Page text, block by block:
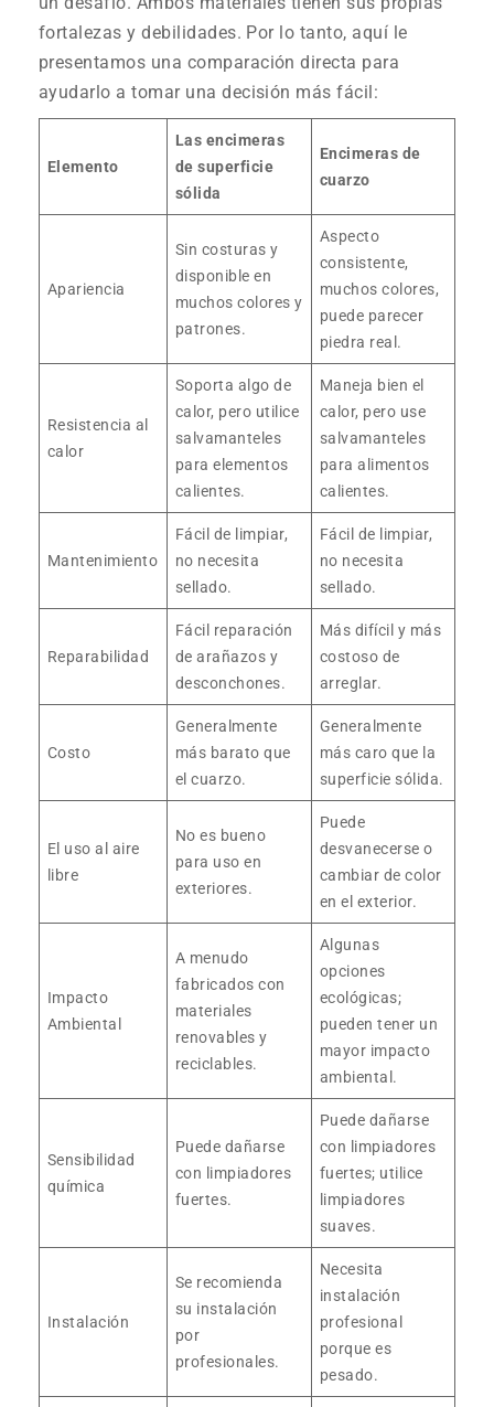
fortalezas y debilidades. Por lo tanto, aquí le
presentamos una comparación directa para
ayudarlo a tomar una decisión más fácil:
Elemento
Las encimeras
de superficie
sólida
Encimeras de
cuarzo
Apariencia
Sin costuras y
disponible en
muchos colores y
patrones.
Aspecto
consistente,
muchos colores,
puede parecer
piedra real.
Resistencia al
calor
Soporta algo de
calor, pero utilice
salvamanteles
para elementos
calientes.
Maneja bien el
calor, pero use
salvamanteles
para alimentos
calientes.
Mantenimiento
Fácil de limpiar,
no necesita
sellado.
Fácil de limpiar,
no necesita
sellado.
Reparabilidad
Fácil reparación
de arañazos y
desconchones.
Más difícil y más
costoso de
arreglar.
Costo
Generalmente
más barato que
el cuarzo.
Generalmente
más caro que la
superficie sólida.
El uso al aire
libre
No es bueno
para uso en
exteriores.
Puede
desvanecerse o
cambiar de color
en el exterior.
Impacto
Ambiental
A menudo
fabricados con
materiales
renovables y
reciclables.
Algunas
opciones
ecológicas;
pueden tener un
mayor impacto
ambiental.
Sensibilidad
química
Puede dañarse
con limpiadores
fuertes.
Puede dañarse
con limpiadores
fuertes; utilice
limpiadores
suaves.
Instalación
Se recomienda
su instalación
por
profesionales.
Necesita
instalación
profesional
porque es
pesado.